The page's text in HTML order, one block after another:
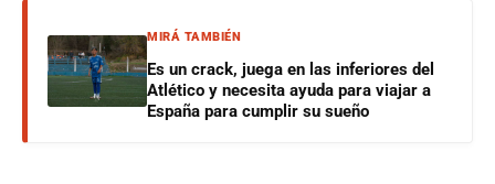
MIRÁ TAMBIÉN
Es un crack, juega en las inferiores del
Atlético y necesita ayuda para viajar a
España para cumplir su sueño